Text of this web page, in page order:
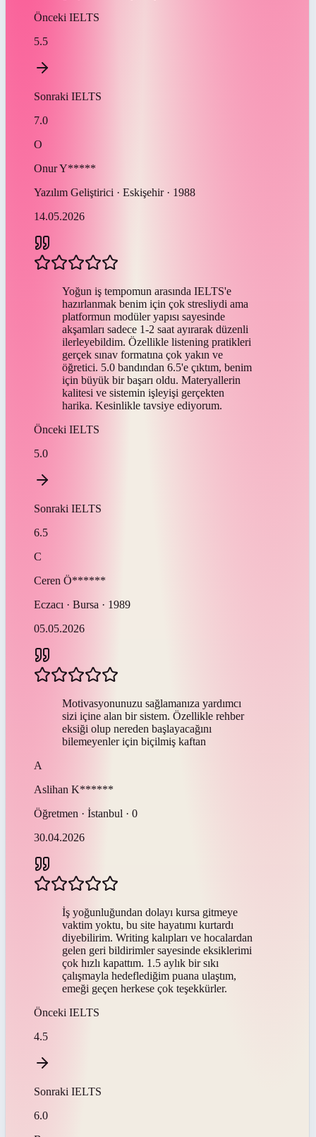
Önceki IELTS
5.5
Sonraki IELTS
7.0
O
OnurY*****
Yazılım Geliştirici · Eskişehir · 1988
14.05.2026
Yoğun iş tempomun arasında IELTS'e
hazırlanmak benim için çok stresliydi ama
platformun modüler yapısı sayesinde
akşamları sadece 1-2 saat ayırarak düzenli
ilerleyebildim. Özellikle listening pratikleri
gerçek sınav formatına çok yakın ve
öğretici. 5.0 bandından 6.5'e çıktım, benim
için büyük bir başarı oldu. Materyallerin
kalitesi ve sistemin işleyişi gerçekten
harika. Kesinlikle tavsiye ediyorum.
Önceki IELTS
5.0
Sonraki IELTS
6.5
C
Ceren Ö******
Eczacı · Bursa · 1989
05.05.2026
Motivasyonunuzu sağlamanıza yardımcı
sizi içine alan bir sistem. Özellikle rehber
eksiği olup nereden başlayacağını
bilemeyenler için biçilmiş kaftan
A
Aslihan K******
Öğretmen · İstanbul · 0
30.04.2026
İş yoğunluğundan dolayı kursa gitmeye
vaktim yoktu, bu site hayatımı kurtardı
diyebilirim. Writing kalıpları ve hocalardan
gelen geri bildirimler sayesinde eksiklerimi
çok hızlı kapattım. 1.5 aylık bir sıkı
çalışmayla hedeflediğim puana ulaştım,
emeği geçen herkese çok teşekkürler.
Önceki IELTS
4.5
Sonraki IELTS
6.0